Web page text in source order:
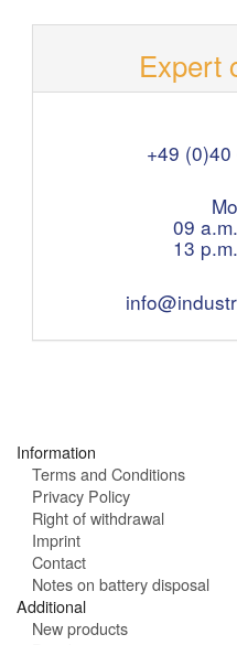
Expert
+49
09
13
Information
Terms and Conditions
Privacy Policy
Right of withdrawal
Imprint
Contact
Notes on battery disposal
Additional
New products